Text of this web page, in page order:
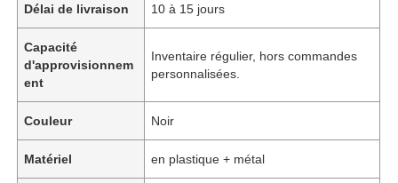
Délai de livraison 10 à 15 jours
Capacité
d'approvisionnem
ent
Inventaire régulier, hors commandes
personnalisées.
Couleur Noir
Matériel en plastique + métal